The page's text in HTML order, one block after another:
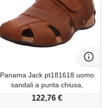
Panama Jack pt181618 uomo
sandali a punta chiusa,
marrone (cuero c5), 42 eu
122,76 €